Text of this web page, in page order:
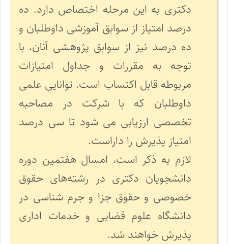
دکتری به این مرحله اختصاص دارد. ده
درصد امتیاز از سوابق آموزشی داوطلبان و
ده درصد نیز از سوابق پژوهشی آنان، با
توجه به مقررات و جداول امتیازات
مربوطه قابل اکتساب است. توانایی علمی
داوطلبان که با شرکت در مصاحبه
تخصصی ارزیابی می شود تا سی درصد
امتیاز پذیرش را داراست.
لازم به ذکر است، امسال هفتمین دوره
دانشجویان دکتری در رشته‌های حقوق
خصوصی و حقوق جزا و جرم شناسی در
دانشگاه علوم قضایی و خدمات اداری
پذیرش خواهند شد.